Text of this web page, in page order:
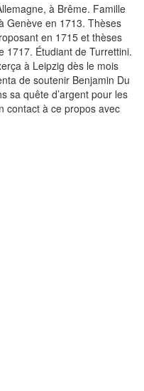
à Brême. Famille
Genève en 1713. Thèses
en 1715 et thèses
1717. Étudiant de Turrettini.
à Leipzig dès le mois
de soutenir Benjamin Du
sa quête d’argent pour les
contact à ce propos avec